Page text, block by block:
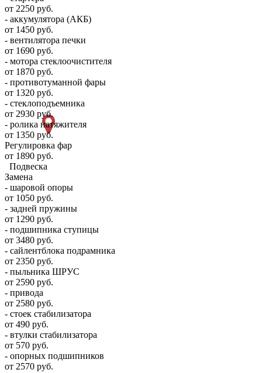
от 2250 руб.
- аккумулятора (АКБ)
от 1450 руб.
- вентилятора печки
от 1690 руб.
- мотора стеклоочистителя
от 1870 руб.
- противотуманной фары
от 1320 руб.
- стеклоподъемника
от 2930 руб.
- ролика натяжителя
от 1350 руб.
Регулировка фар
от 1890 руб.
Подвеска
Замена
- шаровой опоры
от 1050 руб.
- задней пружины
от 1290 руб.
- подшипника ступицы
от 3480 руб.
- сайлентблока подрамника
от 2350 руб.
- пыльника ШРУС
от 2590 руб.
- привода
от 2580 руб.
- стоек стабилизатора
от 490 руб.
- втулки стабилизатора
от 570 руб.
- опорных подшипников
от 2570 руб.